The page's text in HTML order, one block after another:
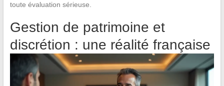
toute évaluation sérieuse.
Gestion de patrimoine et
discrétion : une réalité française